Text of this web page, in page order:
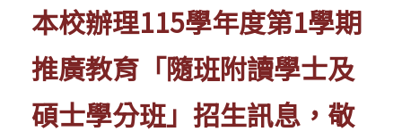
本校辦理115學年度第1學期
推廣教育「隨班附讀學士及
碩士學分班」招生訊息，敬